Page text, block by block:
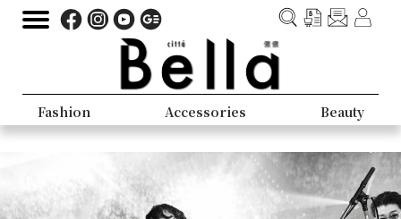
Fashion Accessories Beauty